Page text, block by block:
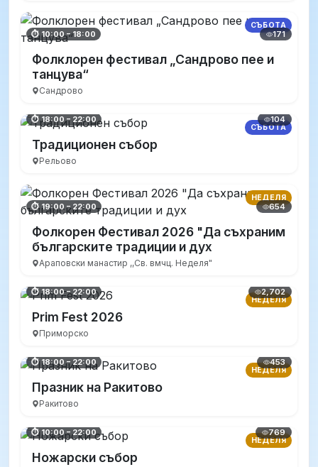
СЪБОТА
⏱ 10:00 – 18:00 171
Фолклорен фестивал „Сандрово пее и
танцува“
Сандрово
СЪБОТА
⏱ 18:00 – 22:00 104
Традиционен събор
Рельово
НЕДЕЛЯ
⏱ 19:00 – 22:00 654
Фолкорен Фестивал 2026 "Да съхраним
българските традиции и дух
Араповски манастир ,,Св. вмчц. Неделя"
НЕДЕЛЯ
⏱ 18:00 – 22:00 2,702
Prim Fest 2026
Приморско
НЕДЕЛЯ
⏱ 18:00 – 22:00 453
Празник на Ракитово
Ракитово
НЕДЕЛЯ
⏱ 10:00 – 22:00 769
Ножарски събор